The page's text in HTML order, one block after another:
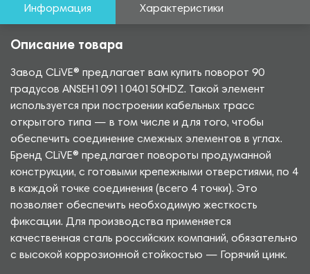
Информация Характеристики
Описание товара
Завод CLiVE® предлагает вам купить поворот 90
градусов ANSEH10911040150HDZ. Такой элемент
используется при построении кабельных трасс
открытого типа — в том числе и для того, чтобы
обеспечить соединение смежных элементов в углах.
Бренд CLiVE® предлагает повороты продуманной
конструкции, с готовыми крепежными отверстиями, по 4
в каждой точке соединения (всего 4 точки). Это
позволяет обеспечить необходимую жесткость
фиксации. Для производства применяется
качественная сталь российских компаний, обязательно
с высокой коррозионной стойкостью — Горячий цинк.